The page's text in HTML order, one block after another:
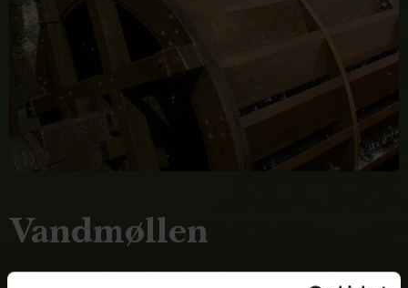
Vandmøllen
Et besøg ved Bundsbæk Mølle er som en rejse